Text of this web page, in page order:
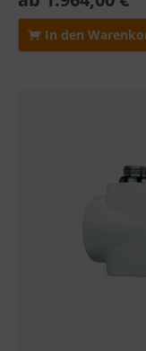
In den